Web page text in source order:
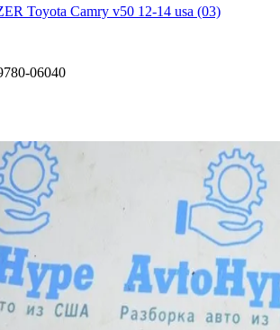
Toyota Camry v50 12-14 usa (03)
06040